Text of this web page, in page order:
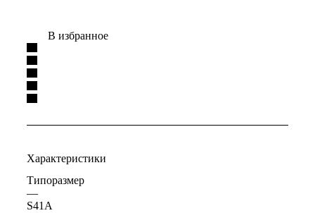
В избранное
Характеристики
Типоразмер
—
S41A